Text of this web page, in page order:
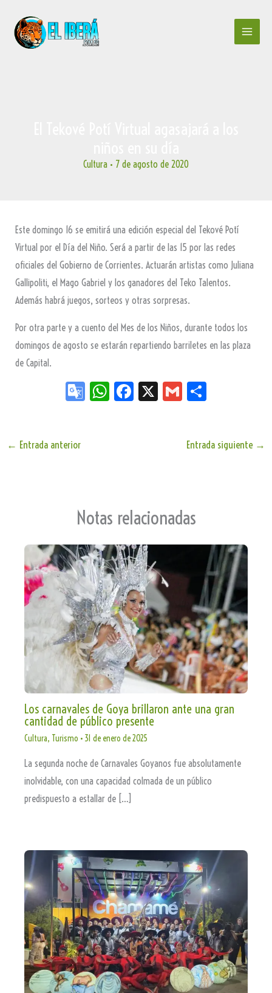
contenido
Cultura • 7 de agosto de 2020
Este domingo 16 se emitirá una edición especial del Tekové Potí
Virtual por el Día del Niño. Será a partir de las 15 por las redes
oficiales del Gobierno de Corrientes. Actuarán artistas como Juliana
Gallipoliti, el Mago Gabriel y los ganadores del Teko Talentos.
Además habrá juegos, sorteos y otras sorpresas.
Por otra parte y a cuento del Mes de los Niños, durante todos los
domingos de agosto se estarán repartiendo barriletes en las plaza
de Capital.
Go
te
W
Fa
X
G
← Entrada anterior Entrada siguiente →
Notas relacionadas
Los carnavales de Goya brillaron ante una gran
cantidad de público presente
Cultura, Turismo • 31 de enero de 2025
La segunda noche de Carnavales Goyanos fue absolutamente
inolvidable, con una capacidad colmada de un público
predispuesto a estallar de […]